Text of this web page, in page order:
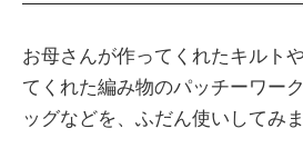
お母さんが作ってくれたキルト
てくれた編み物のパッチーワー
ッグなどを、ふだん使いしてみま